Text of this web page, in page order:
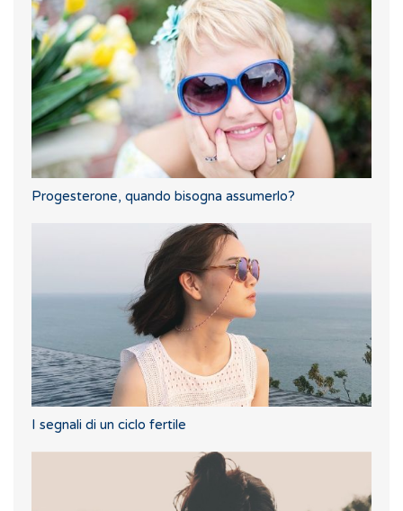
Progesterone, quando bisogna assumerlo?
I segnali di un ciclo fertile